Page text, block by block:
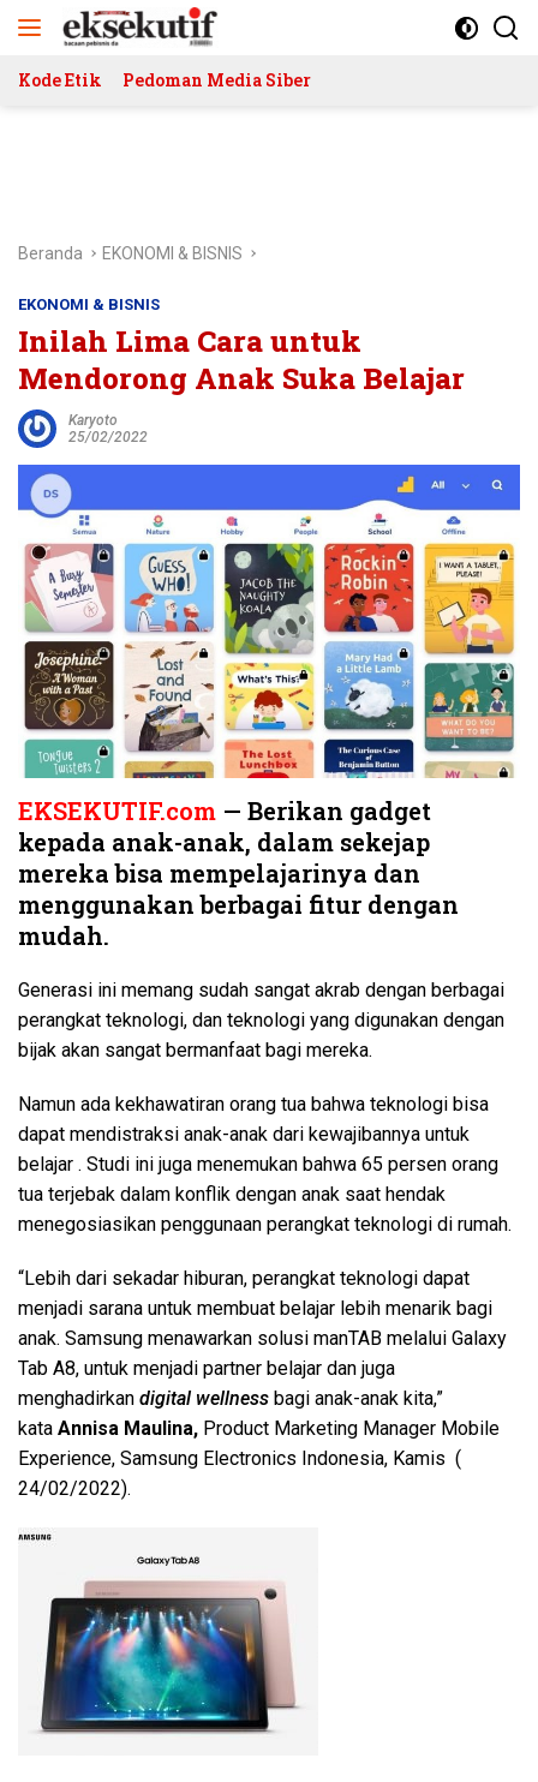
Kode Etik Pedoman Media Siber
Beranda EKONOMI & BISNIS
EKONOMI & BISNIS
Inilah Lima Cara untuk
Mendorong Anak Suka Belajar
Karyoto
25/02/2022
EKSEKUTIF.com — Berikan gadget
kepada anak-anak, dalam sekejap
mereka bisa mempelajarinya dan
menggunakan berbagai fitur dengan
mudah.
Generasi ini memang sudah sangat akrab dengan berbagai
perangkat teknologi, dan teknologi yang digunakan dengan
bijak akan sangat bermanfaat bagi mereka.
Namun ada kekhawatiran orang tua bahwa teknologi bisa
dapat mendistraksi anak-anak dari kewajibannya untuk
belajar . Studi ini juga menemukan bahwa 65 persen orang
tua terjebak dalam konflik dengan anak saat hendak
menegosiasikan penggunaan perangkat teknologi di rumah.
“Lebih dari sekadar hiburan, perangkat teknologi dapat
menjadi sarana untuk membuat belajar lebih menarik bagi
anak. Samsung menawarkan solusi manTAB melalui Galaxy
Tab A8, untuk menjadi partner belajar dan juga
menghadirkan digital wellness bagi anak-anak kita,”
kata Annisa Maulina, Product Marketing Manager Mobile
Experience, Samsung Electronics Indonesia, Kamis (
24/02/2022).